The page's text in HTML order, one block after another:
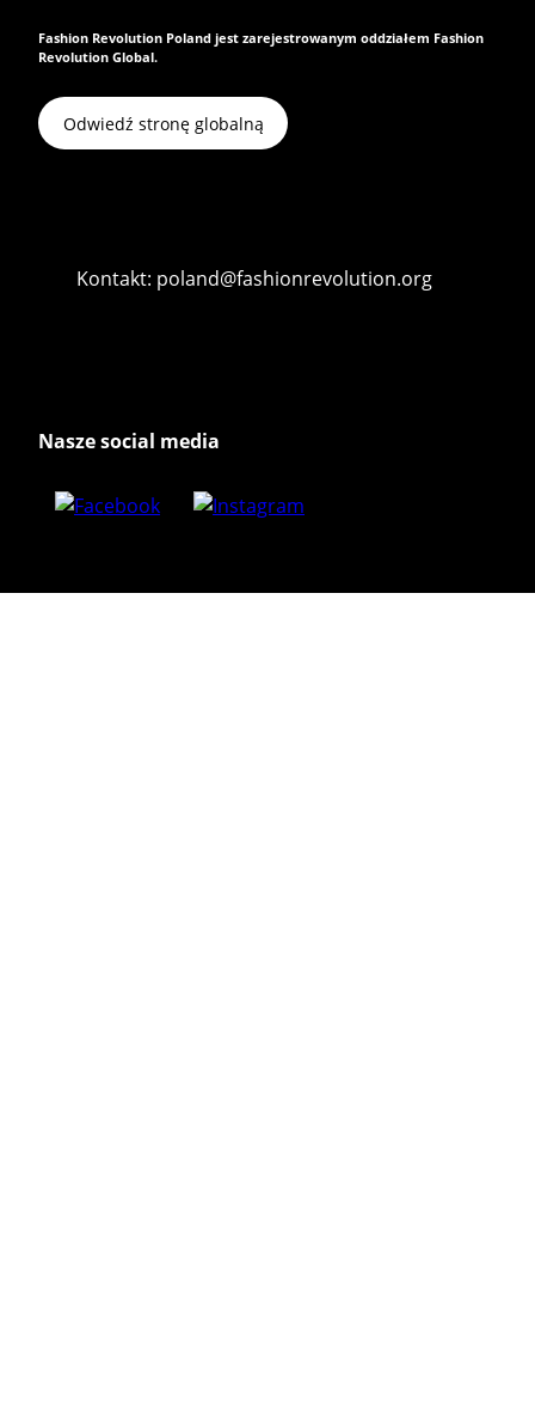
Fashion Revolution Poland jest zarejestrowanym oddziałem Fashion
Revolution Global.
Odwiedź stronę globalną
Kontakt: poland@fashionrevolution.org
Nasze social media